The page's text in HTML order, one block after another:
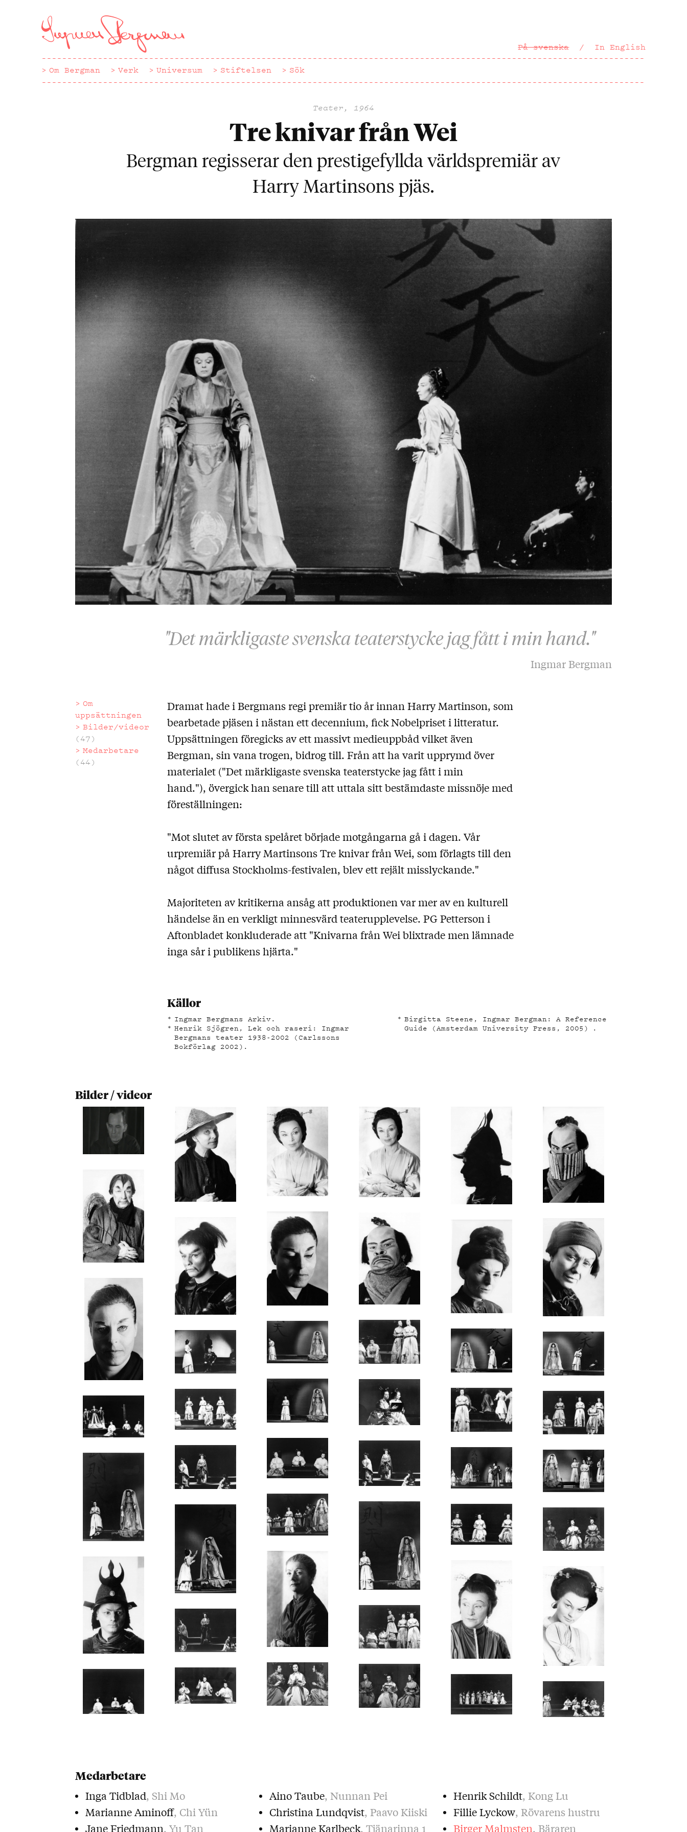
huvudinnehåll
På svenska
In English
Om Bergman Verk Universum Stiftelsen Sök
Teater, 1964
Tre knivar från Wei
Bergman regisserar den prestigefyllda världspremiär av
Harry Martinsons pjäs.
"Det märkligaste svenska teaterstycke jag fått i min hand."
Ingmar Bergman
Om
uppsättningen
Bilder/videor
(47)
Medarbetare
(44)
Om
uppsättningen
Dramat hade i Bergmans regi premiär tio år innan Harry Martinson, som
bearbetade pjäsen i nästan ett decennium, fick Nobelpriset i litteratur.
Uppsättningen föregicks av ett massivt medieuppbåd vilket även
Bergman, sin vana trogen, bidrog till. Från att ha varit upprymd över
materialet ("Det märkligaste svenska teaterstycke jag fått i min
hand."), övergick han senare till att uttala sitt bestämdaste missnöje med
föreställningen:
"Mot slutet av första spelåret började motgångarna gå i dagen. Vår
urpremiär på Harry Martinsons Tre knivar från Wei, som förlagts till den
något diffusa Stockholms-festivalen, blev ett rejält misslyckande."
Majoriteten av kritikerna ansåg att produktionen var mer av en kulturell
händelse än en verkligt minnesvärd teaterupplevelse. PG Petterson i
Aftonbladet konkluderade att "Knivarna från Wei blixtrade men lämnade
inga sår i publikens hjärta."
Källor
Ingmar Bergmans Arkiv.
Henrik Sjögren, Lek och raseri: Ingmar
Bergmans teater 1938-2002 (Carlssons
Bokförlag 2002).
Birgitta Steene, Ingmar Bergman: A Reference
Guide (Amsterdam University Press, 2005) .
Bilder / videor
Medarbetare
Inga Tidblad, Shi Mo
Marianne Aminoff, Chi Yün
Jane Friedmann, Yu Tan
Aino Taube, Nunnan Pei
Christina Lundqvist, Paavo Kiiski
Marianne Karlbeck, Tjänarinna 1
Henrik Schildt, Kong Lu
Fillie Lyckow, Rövarens hustru
Birger Malmsten, Bäraren